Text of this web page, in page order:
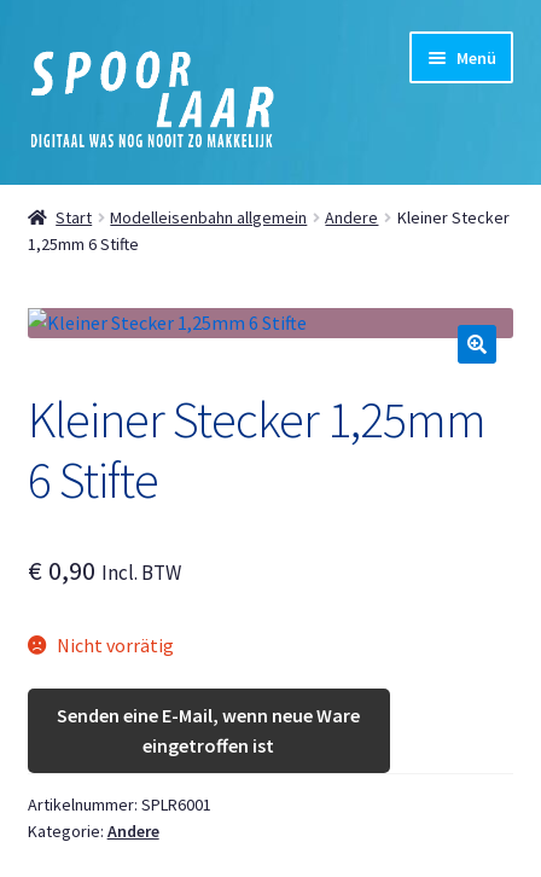
Navigation
springen
Inhalt
springen
Menü
Startseite
Shop
Mein Konto
öffnen
Digital
Cookie-Richtlinie (EU)
Deutsch
Start Modelleisenbahn allgemein Andere
Kleiner Stecker
1,25mm 6 Stifte
Kleiner Stecker 1,25mm
6 Stifte
€0,90 Incl. BTW
Nicht vorrätig
Senden eine E-Mail, wenn neue Ware
eingetroffen ist
Artikelnummer: SPLR6001
Kategorie: Andere